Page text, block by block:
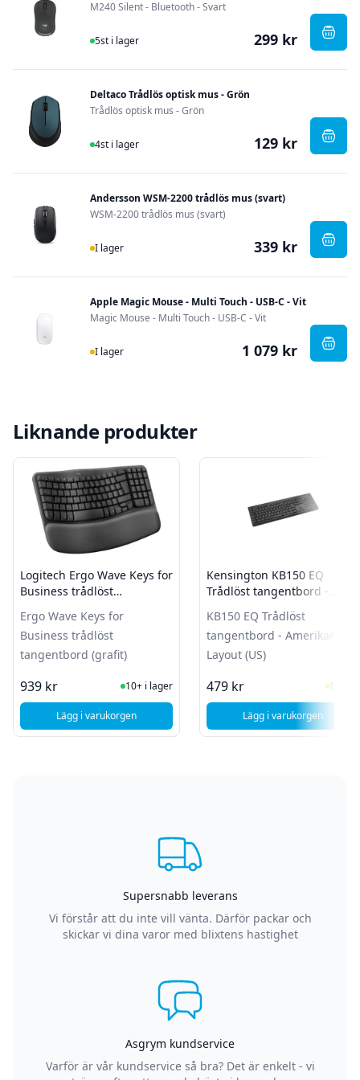
M240 Silent - Bluetooth - Svart
I Lager
5st i lager 299 kr ,
Deltaco Trådlös optisk mus - Grön
Trådlös optisk mus - Grön
I Lager
4st i lager 129 kr ,
Andersson WSM-2200 trådlös mus (svart)
WSM-2200 trådlös mus (svart)
I Lager
I lager 339 kr ,
Apple Magic Mouse - Multi Touch - USB-C - Vit
Magic Mouse - Multi Touch - USB-C - Vit
I Lager
I lager 1 079 kr ,
Liknande produkter
Logitech Ergo Wave Keys for
Business trådlöst
Ergo Wave Keys for
Business trådlöst
tangentbord (grafit)
939 kr I Lager
10+ i lager
Lägg i varukorgen, Logitech Ergo Wave Keys for Business trådlöst
Kensington KB150 EQ
Trådlöst tangentbord -
Amerikansk Layout (US)
KB150 EQ Trådlöst
tangentbord - Amerikansk
Layout (US)
479 kr I
Lägg i varukorgen
, Kensington
Supersnabb leverans
Vi förstår att du inte vill vänta. Därför packar och
skickar vi dina varor med blixtens hastighet
Asgrym kundservice
Varför är vår kundservice så bra? Det är enkelt - vi